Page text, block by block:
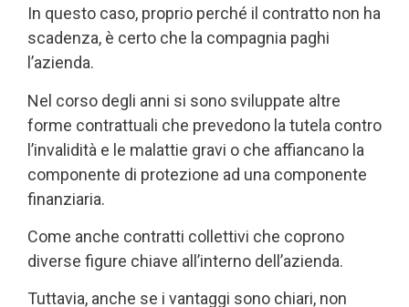
In questo caso, proprio perché il contratto non ha
scadenza, è certo che la compagnia paghi
l’azienda.
Nel corso degli anni si sono sviluppate altre
forme contrattuali che prevedono la tutela contro
l’invalidità e le malattie gravi o che affiancano la
componente di protezione ad una componente
finanziaria.
Come anche contratti collettivi che coprono
diverse figure chiave all’interno dell’azienda.
Tuttavia, anche se i vantaggi sono chiari, non